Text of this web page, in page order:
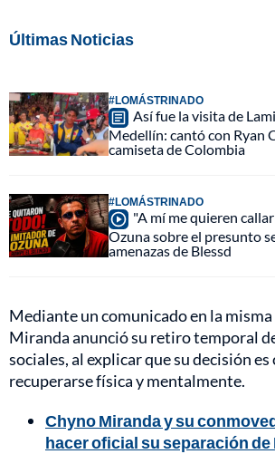
Últimas Noticias
#LOMÁSTRINADO
Así fue la visita de
Medellín: cantó con Ryan
camiseta de Colombia
#LOMÁSTRINADO
"A mí me quieren
Ozuna sobre el presunto
amenazas de Blessd
Mediante un comunicado en la
Miranda anunció su retiro temporal
sociales, al explicar que su decisión es
recuperarse física y mentalmente.
Chyno Miranda y su
hacer oficial su separación